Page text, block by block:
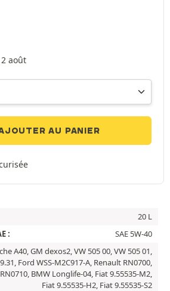
août
AU PANIER
20 L
:
SAE 5W-40
A40, GM dexos2, VW 505 00, VW 505 01,
Ford WSS-M2C917-A, Renault RN0700,
BMW Longlife-04, Fiat 9.55535-M2,
Fiat 9.55535-H2, Fiat 9.55535-S2